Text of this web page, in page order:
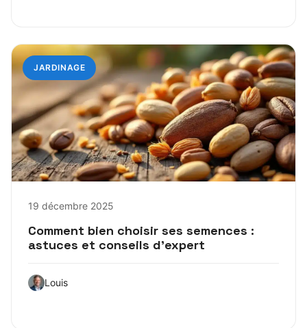
JARDINAGE
19 décembre 2025
Comment bien choisir ses semences :
astuces et conseils d’expert
Louis